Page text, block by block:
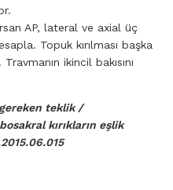
AP, lateral ve axial üç
Topuk kırılması başka
ikincil bakısını
gereken teklik /
kırıkların eşlik